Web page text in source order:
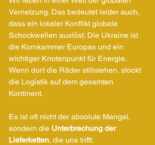
Vernetzung. Das bedeutet leider auch,
dass ein lokaler Konflikt globale
Schockwellen auslöst. Die Ukraine ist
die Kornkammer Europas und ein
wichtiger Knotenpunkt für Energie.
Wenn dort die Räder stillstehen, stockt
die Logistik auf dem gesamten
Kontinent.
Es ist oft nicht der absolute Mangel,
sondern die Unterbrechung der
Lieferketten, die uns trifft.